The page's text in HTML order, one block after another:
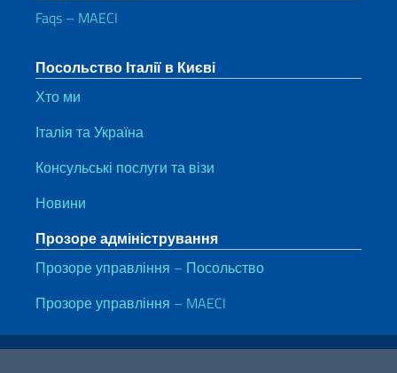
Faqs – MAECI
Посольство Італії в Києві
Хто ми
Італія та Україна
Консульські послуги та візи
Новини
Прозоре адміністрування
Прозоре управління – Посольство
Прозоре управління – MAECI
Корисні посилання